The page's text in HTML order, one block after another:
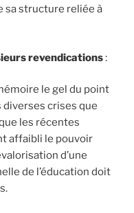
sa structure reliée à
revendications:
le gel du point
diverses crises que
les récentes
affaibli le pouvoir
d’une
de l’éducation doit